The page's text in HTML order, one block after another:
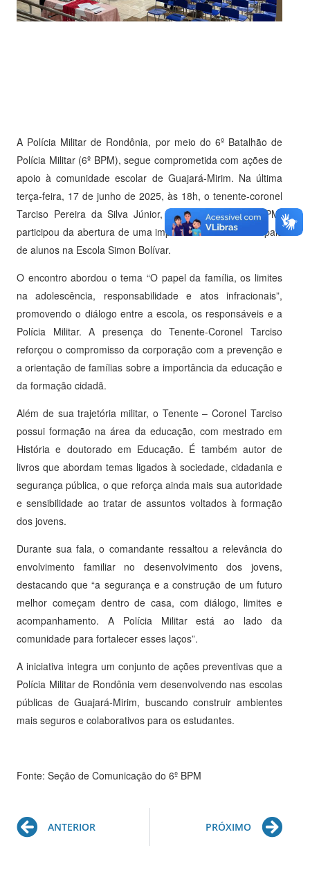
A Polícia Militar de Rondônia, por meio do 6º Batalhão de
Polícia Militar (6º BPM), segue comprometida com ações de
apoio à comunidade escolar de Guajará-Mirim. Na última
terça-feira, 17 de junho de 2025, às 18h, o tenente-coronel
Tarciso Pereira da Silva Júnior, comandante do 6º BPM,
participou da abertura de uma importante reunião com pais
de alunos na Escola Simon Bolívar.
O encontro abordou o tema “O papel da família, os limites
na adolescência, responsabilidade e atos infracionais”,
promovendo o diálogo entre a escola, os responsáveis e a
Polícia Militar. A presença do Tenente-Coronel Tarciso
reforçou o compromisso da corporação com a prevenção e
a orientação de famílias sobre a importância da educação e
da formação cidadã.
Além de sua trajetória militar, o Tenente – Coronel Tarciso
possui formação na área da educação, com mestrado em
História e doutorado em Educação. É também autor de
livros que abordam temas ligados à sociedade, cidadania e
segurança pública, o que reforça ainda mais sua autoridade
e sensibilidade ao tratar de assuntos voltados à formação
dos jovens.
Durante sua fala, o comandante ressaltou a relevância do
envolvimento familiar no desenvolvimento dos jovens,
destacando que “a segurança e a construção de um futuro
melhor começam dentro de casa, com diálogo, limites e
acompanhamento. A Polícia Militar está ao lado da
comunidade para fortalecer esses laços”.
A iniciativa integra um conjunto de ações preventivas que a
Polícia Militar de Rondônia vem desenvolvendo nas escolas
públicas de Guajará-Mirim, buscando construir ambientes
mais seguros e colaborativos para os estudantes.
Fonte: Seção de Comunicação do 6º BPM
Prev
ANTERIOR PRÓXIMO